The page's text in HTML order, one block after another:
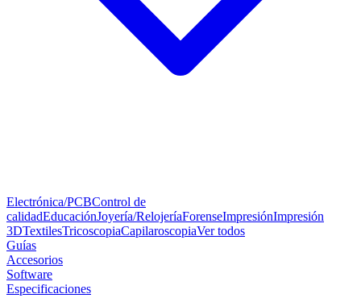
Electrónica/PCBControl de
calidadEducaciónJoyería/RelojeríaForenseImpresiónImpresión
3DTextilesTricoscopiaCapilaroscopiaVer todos
Guías
Accesorios
Software
Especificaciones